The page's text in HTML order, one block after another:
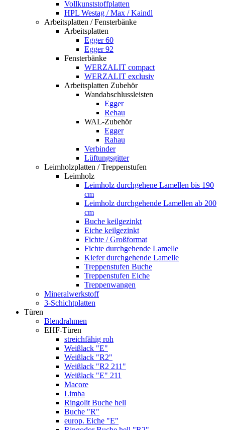
Vollkunststoffplatten
HPL Westag / Max / Kaindl
Arbeitsplatten / Fensterbänke
Arbeitsplatten
Egger 60
Egger 92
Fensterbänke
WERZALIT compact
WERZALIT exclusiv
Arbeitsplatten Zubehör
Wandabschlussleisten
Egger
Rehau
WAL-Zubehör
Egger
Rahau
Verbinder
Lüftungsgitter
Leimholzplatten / Treppenstufen
Leimholz
Leimholz durchgehene Lamellen bis 190
cm
Leimholz durchgehende Lamellen ab 200
cm
Buche keilgezinkt
Eiche keilgezinkt
Fichte / Großformat
Fichte durchgehende Lamelle
Kiefer durchgehende Lamelle
Treppenstufen Buche
Treppenstufen Eiche
Treppenwangen
Mineralwerkstoff
3-Schichtplatten
Türen
Blendrahmen
EHF-Türen
streichfähig roh
Weißlack "E"
Weißlack "R2"
Weißlack "R2 211"
Weißlack "E" 211
Macore
Limba
Ringolit Buche hell
Buche "R"
europ. Eiche "E"